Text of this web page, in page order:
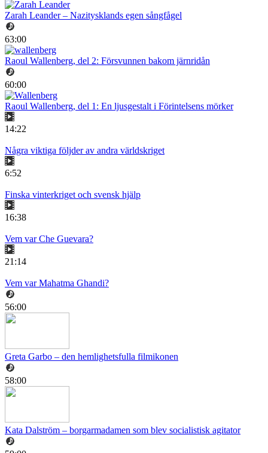
Zarah Leander – Nazitysklands egen sångfågel
63:00
Raoul Wallenberg, del 2: Försvunnen bakom järnridån
60:00
Raoul Wallenberg, del 1: En ljusgestalt i Förintelsens mörker
14:22
Några viktiga följder av andra världskriget
6:52
Finska vinterkriget och svensk hjälp
16:38
Vem var Che Guevara?
21:14
Vem var Mahatma Ghandi?
56:00
Greta Garbo – den hemlighetsfulla filmikonen
58:00
Kata Dalström – borgarmadamen som blev socialistisk agitator